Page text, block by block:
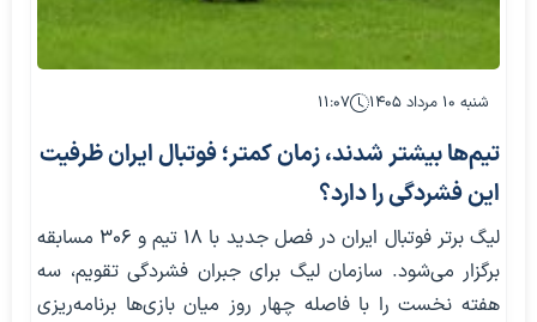
شنبه ۱۰ مرداد ۱۴۰۵ ۱۱:۰۷
تیم‌ها بیشتر شدند، زمان کمتر؛ فوتبال ایران ظرفیت
این فشردگی را دارد؟
لیگ برتر فوتبال ایران در فصل جدید با ۱۸ تیم و ۳۰۶ مسابقه
برگزار می‌شود. سازمان لیگ برای جبران فشردگی تقویم، سه
هفته نخست را با فاصله چهار روز میان بازی‌ها برنامه‌ریزی